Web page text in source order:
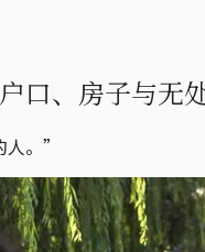
口、房子与无
人。”